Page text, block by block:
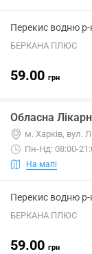
Перекис водню
БЕРКАНА ПЛЮС
59.00 грн
Обласна
м. Харків, вул.
Пн-Нд: 08:00-
На мапі
Перекис водню
БЕРКАНА ПЛЮС
59.00 грн